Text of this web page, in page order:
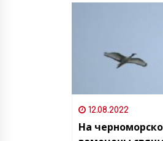
12.08.2022
На